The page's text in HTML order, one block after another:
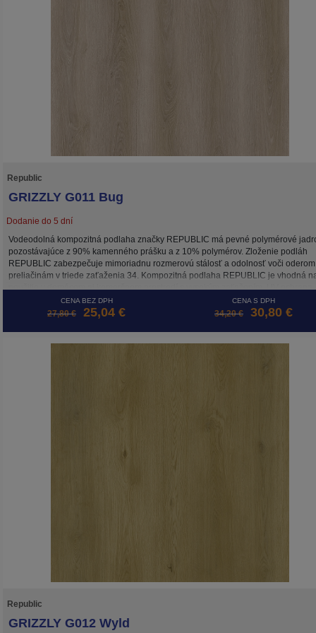
Republic
GRIZZLY G011 Bug
Dodanie do 5 dní
Vodeodolná kompozitná podlaha značky REPUBLIC má pevné polymérové
pozostávajúce z 90% kamenného prášku a z 10% polymérov. Zloženie podláh
REPUBLIC zabezpečuje mimoriadnu rozmerovú stálosť a odolnosť voči
preliačinám v triede zaťaženia 34. Kompozitná podlaha REPUBLIC je vhodná
zachová farebnú stálosť dekoru po dlhé roky. Lamely kolekcie GRIZZLY sú
mm, z čoho 1,5 mm tvorí integrovaná antibakteriálna podložka Bio-Guard
položke sa kompozitná podlaha REPUBLIC kladie jednoduhšie a rýchlejšie.
CENA BEZ DPH
27,80 € 25,04 €
CENA S DPH
34,20 € 30,80 €
Republic
GRIZZLY G012 Wyld